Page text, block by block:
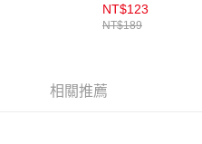
NT$123
NT$189
相關推薦